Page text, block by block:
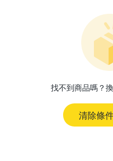
找不到商品嗎？
清除條